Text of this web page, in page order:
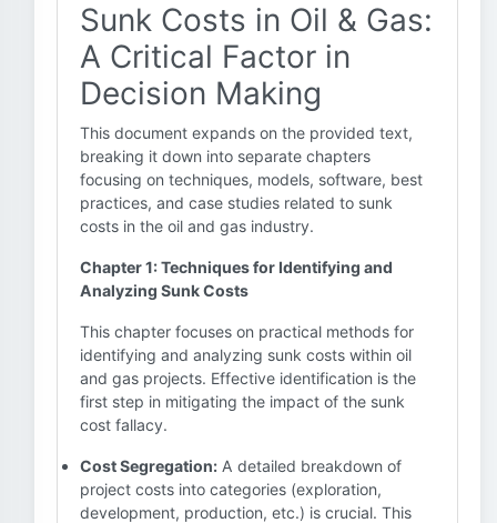
Sunk Costs in Oil & Gas:
A Critical Factor in
Decision Making
This document expands on the provided text,
breaking it down into separate chapters
focusing on techniques, models, software, best
practices, and case studies related to sunk
costs in the oil and gas industry.
Chapter 1: Techniques for Identifying and
Analyzing Sunk Costs
This chapter focuses on practical methods for
identifying and analyzing sunk costs within oil
and gas projects. Effective identification is the
first step in mitigating the impact of the sunk
cost fallacy.
Cost Segregation: A detailed breakdown of
project costs into categories (exploration,
development, production, etc.) is crucial. This